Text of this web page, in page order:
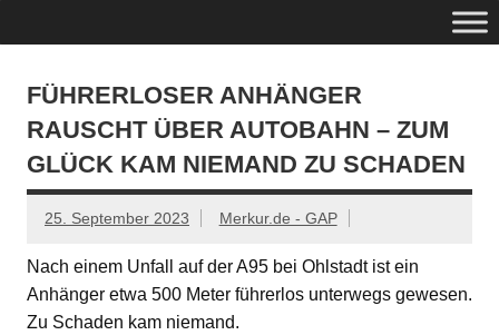
FÜHRERLOSER ANHÄNGER
RAUSCHT ÜBER AUTOBAHN – ZUM
GLÜCK KAM NIEMAND ZU SCHADEN
25. September 2023 Merkur.de - GAP
Nach einem Unfall auf der A95 bei Ohlstadt ist ein
Anhänger etwa 500 Meter führerlos unterwegs gewesen.
Zu Schaden kam niemand.